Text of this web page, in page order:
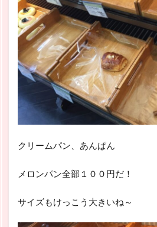
クリームパン、あんぱん
メロンパン全部１００円だ！
サイズもけっこう大きいね～